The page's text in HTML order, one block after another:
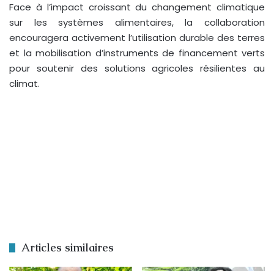
Face à l’impact croissant du changement climatique
sur les systèmes alimentaires, la collaboration
encouragera activement l’utilisation durable des terres
et la mobilisation d’instruments de financement verts
pour soutenir des solutions agricoles résilientes au
climat.
Articles similaires